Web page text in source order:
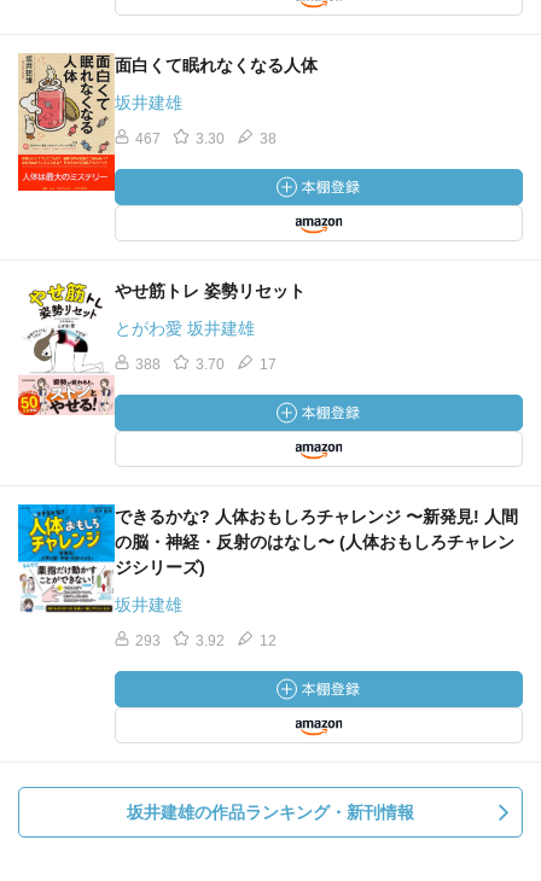
面白くて眠れなくなる人体
坂井建雄
467 3.30 38
やせ筋トレ 姿勢リセット
とがわ愛 坂井建雄
388 3.70 17
できるかな? 人体おもしろチャレンジ 〜新発見! 人間
の脳・神経・反射のはなし〜 (人体おもしろチャレン
ジシリーズ)
坂井建雄
293 3.92 12
坂井建雄の作品ランキング・新刊情報